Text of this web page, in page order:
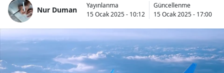
Nur Duman
Yayınlanma
15 Ocak 2025 - 10:12
Güncellenme
15 Ocak 2025 - 17:00